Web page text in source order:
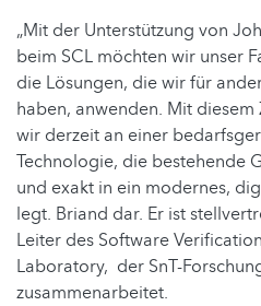
„Mit der Unterstützung von
beim SCL möchten wir unser
die Lösungen, die wir für
haben, anwenden. Mit
wir derzeit an einer
Technologie, die bestehende
und exakt in ein modernes,
legt. Briand dar. Er ist
Leiter des Software
Laboratory, der SnT-
zusammenarbeitet.